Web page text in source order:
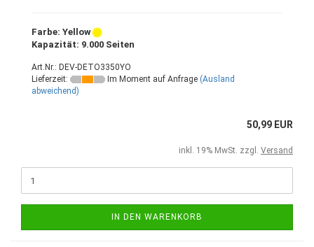
Farbe: Yellow
Kapazität: 9.000 Seiten
Art.Nr.: DEV-DETO3350YO
Lieferzeit:
Im Moment auf Anfrage (Ausland
abweichend)
50,99 EUR
inkl. 19% MwSt. zzgl. Versand
IN DEN WARENKORB